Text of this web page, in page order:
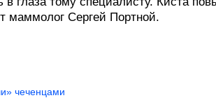
маммолог Сергей Портной.
чеченцами